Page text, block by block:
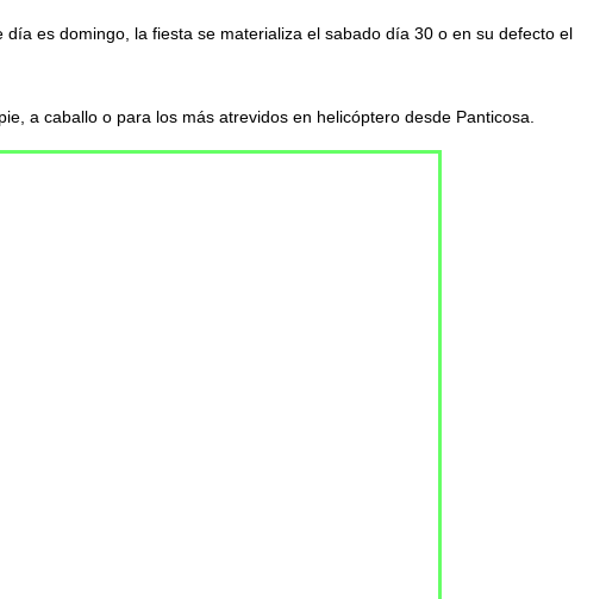
es domingo, la fiesta se materializa el sabado día 30 o en su defecto el
a caballo o para los más atrevidos en helicóptero desde Panticosa.